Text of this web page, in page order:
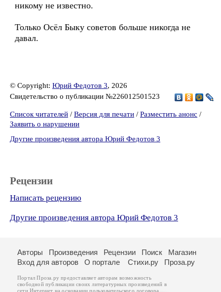
никому не известно.
Только Осёл Быку советов больше никогда не
давал.
© Copyright: Юрий Федотов 3, 2026
Свидетельство о публикации №226012501523
Список читателей / Версия для печати / Разместить анонс /
Заявить о нарушении
Другие произведения автора Юрий Федотов 3
Рецензии
Написать рецензию
Другие произведения автора Юрий Федотов 3
Авторы Произведения Рецензии Поиск
Магазин
Вход для авторов
О портале Стихи.ру Проза.ру
Портал Проза.ру предоставляет авторам возможность
свободной публикации своих литературных произведений в
сети Интернет на основаниипользовательского договора